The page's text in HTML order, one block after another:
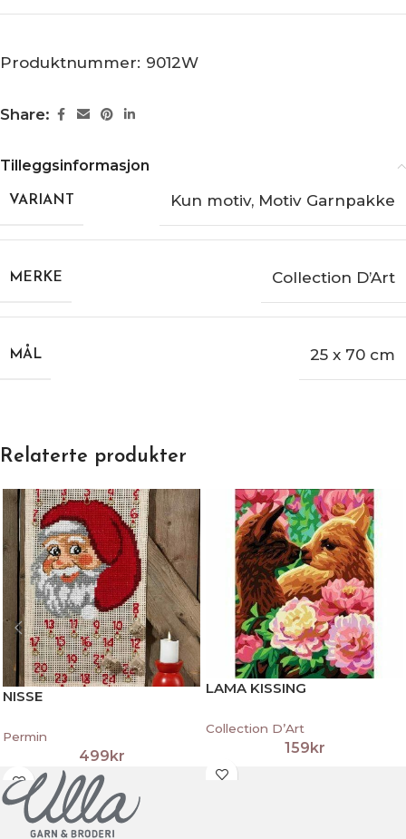
Produktnummer: 9012W
Share:
Tilleggsinformasjon
VARIANT Kun motiv, Motiv Garnpakke
MERKE Collection D’Art
MÅL 25 x 70 cm
Relaterte produkter
NISSE
Permin
499kr
LAMA KISSING
Collection D’Art
159 kr